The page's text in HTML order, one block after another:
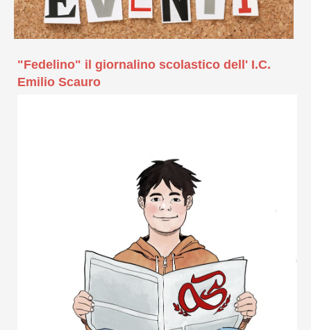
"Fedelino" il giornalino scolastico dell' I.C.
Emilio Scauro